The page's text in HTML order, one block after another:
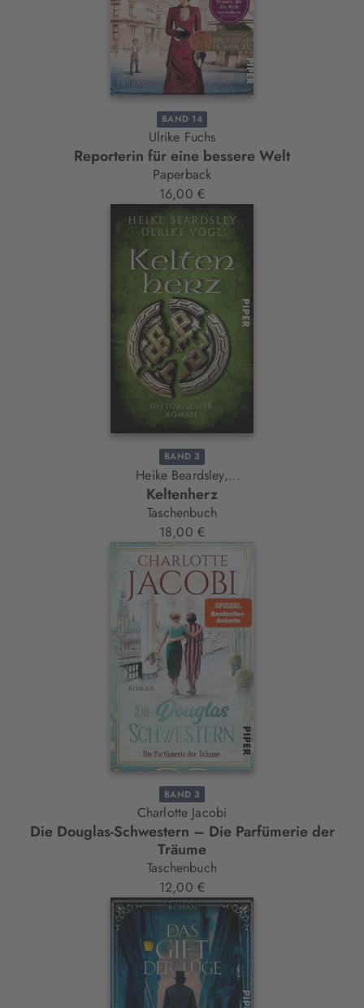
BAND 14
Ulrike Fuchs
Reporterin für eine bessere Welt
Paperback
16,00 €
BAND 3
Heike Beardsley,
Ulrike Vögl
Keltenherz
Taschenbuch
18,00 €
BAND 3
Charlotte Jacobi
Die Douglas-Schwestern – Die Parfümerie der
Träume
Taschenbuch
12,00 €